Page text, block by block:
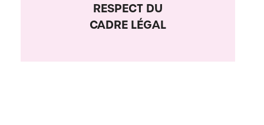
RESPECT DU
CADRE LÉGAL